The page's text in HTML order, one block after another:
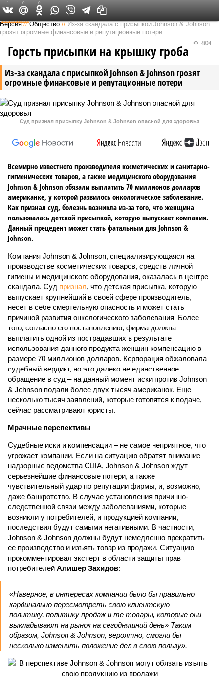
Федеральный выпуск
Версия //Общество //Из-за скандала с присыпкой Johnson & Johnson
грозят огромные финансовые и репутационные потери
Из-за скандала с присыпкой Johnson & Johnson грозят
огромные финансовые и репутационные потери
4934
Горсть присыпки на крышку гроба
Суд признал присыпку Johnson & Johnson опасной для здоровья
Всемирно известного производителя косметических и санитарно-
гигиенических товаров, а также медицинского оборудования
Johnson & Johnson обязали выплатить 70 миллионов долларов
американке, у которой развилось онкологическое заболевание.
Как признал суд, болезнь возникла из-за того, что женщина
пользовалась детской присыпкой, которую выпускает компания.
Данный прецедент может стать фатальным для Johnson &
Johnson.
Компания Johnson & Johnson, специализирующаяся на
производстве косметических товаров, средств личной
гигиены и медицинского оборудования, оказалась в центре
скандала. Суд признал, что детская присыпка, которую
выпускает крупнейший в своей сфере производитель,
несет в себе смертельную опасность и может стать
причиной развития онкологического заболевания. Более
того, согласно его постановлению, фирма должна
выплатить одной из пострадавших в результате
использования данного продукта женщин компенсацию в
размере 70 миллионов долларов. Корпорация обжаловала
судебный вердикт, но это далеко не единственное
обращение в суд – на данный момент иски против Johnson
& Johnson подали более двух тысяч американок. Еще
несколько тысяч заявлений, которые готовятся к подаче,
сейчас рассматривают юристы.
Мрачные перспективы
Судебные иски и компенсации – не самое неприятное, что
угрожает компании. Если на ситуацию обратят внимание
надзорные ведомства США, Johnson & Johnson ждут
серьезнейшие финансовые потери, а также
чувствительный удар по репутации фирмы, и, возможно,
даже банкротство. В случае установления причинно-
следственной связи между заболеваниями, которые
возникли у потребителей, и продукцией компании,
последствия будут самыми негативными. В частности,
Johnson & Johnson должны будут немедленно прекратить
ее производство и изъять товар из продажи. Ситуацию
прокомментировал эксперт в области защиты прав
потребителей Алишер Захидов:
«Наверное, в интересах компании было бы правильно
кардинально пересмотреть свою клиентскую
политику, политику продаж и те товары, которые они
выкладывают на рынок на сегодняшний день» Таким
образом, Johnson & Johnson, вероятно, смогли бы
несколько изменить положение дел в свою пользу».
1 0 0